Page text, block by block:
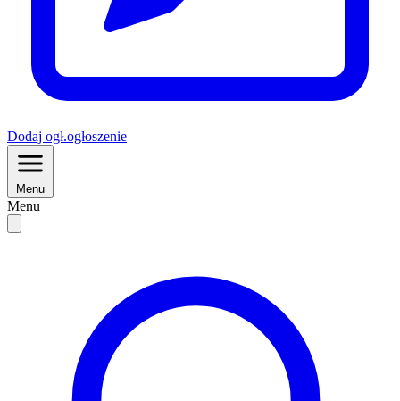
Dodaj ogł.ogłoszenie
Menu
Menu